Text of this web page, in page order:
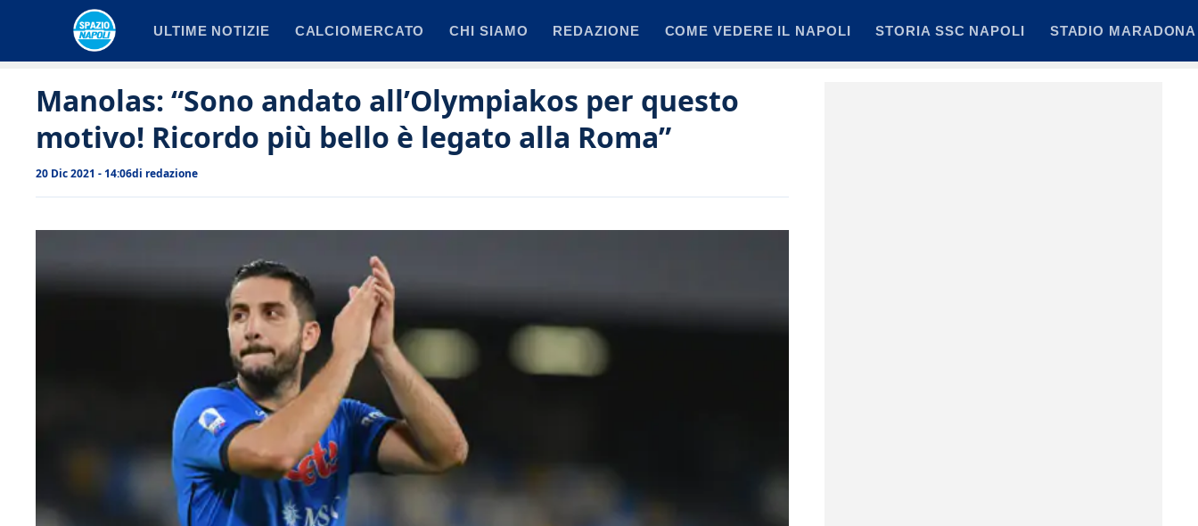
ULTIME NOTIZIE CALCIOMERCATO CHI SIAMO REDAZIONE COME VEDERE IL NAPOLI STORIA SSC NAPOLI STADIO MARADONA
Manolas: “Sono andato all’Olympiakos per questo
motivo! Ricordo più bello è legato alla Roma”
20 Dic 2021 - 14:06di redazione